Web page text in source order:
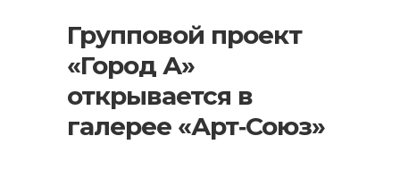
Групповой проект
«Город А»
открывается в
галерее «Арт‑Союз»